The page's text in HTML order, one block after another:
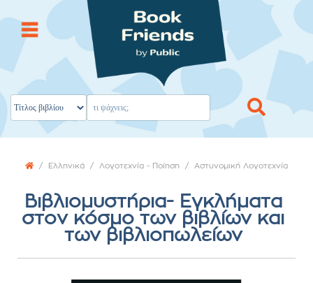
Ελληνικά Λογοτεχνία - Ποίηση Αστυνομική Λογοτεχνία
Βιβλιομυστήρια- Εγκλήματα
στον κόσμο των βιβλίων και
των βιβλιοπωλείων